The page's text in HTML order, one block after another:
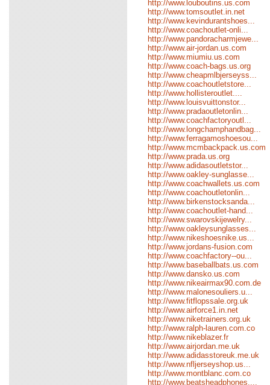
http://www.louboutins.us.com
http://www.tomsoutlet.in.net
http://www.kevindurantshoes...
http://www.coachoutlet-onli...
http://www.pandoracharmjewe...
http://www.air-jordan.us.com
http://www.miumiu.us.com
http://www.coach-bags.us.org
http://www.cheapmlbjerseyss...
http://www.coachoutletstore...
http://www.hollisteroutlet....
http://www.louisvuittonstor...
http://www.pradaoutletonlin...
http://www.coachfactoryoutl...
http://www.longchamphandbag...
http://www.ferragamoshoesou...
http://www.mcmbackpack.us.com
http://www.prada.us.org
http://www.adidasoutletstor...
http://www.oakley-sunglasse...
http://www.coachwallets.us.com
http://www.coachoutletonlin...
http://www.birkenstocksanda...
http://www.coachoutlet-hand...
http://www.swarovskijewelry...
http://www.oakleysunglasses...
http://www.nikeshoesnike.us...
http://www.jordans-fusion.com
http://www.coachfactory--ou...
http://www.baseballbats.us.com
http://www.dansko.us.com
http://www.nikeairmax90.com.de
http://www.malonesouliers.u...
http://www.fitflopssale.org.uk
http://www.airforce1.in.net
http://www.niketrainers.org.uk
http://www.ralph-lauren.com.co
http://www.nikeblazer.fr
http://www.airjordan.me.uk
http://www.adidasstoreuk.me.uk
http://www.nfljerseyshop.us...
http://www.montblanc.com.co
http://www.beatsheadphones....